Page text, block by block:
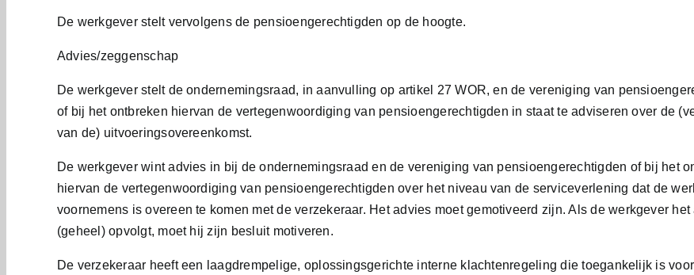
De werkgever stelt vervolgens de pensioengerechtigden op de hoogte.
Advies/zeggenschap
De werkgever stelt de ondernemingsraad, in aanvulling op artikel 27 WOR, en de vereniging van
of bij het ontbreken hiervan de vertegenwoordiging van pensioengerechtigden in staat te adviseren over de
van de) uitvoeringsovereenkomst.
De werkgever wint advies in bij de ondernemingsraad en de vereniging van pensioengerechtigden of bij het
hiervan de vertegenwoordiging van pensioengerechtigden over het niveau van de serviceverlening dat de
voornemens is overeen te komen met de verzekeraar. Het advies moet gemotiveerd zijn. Als de werkgever
(geheel) opvolgt, moet hij zijn besluit motiveren.
De verzekeraar heeft een laagdrempelige, oplossingsgerichte interne klachtenregeling die toegankelijk is voor